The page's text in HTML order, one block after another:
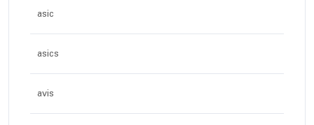
asic
asics
avis